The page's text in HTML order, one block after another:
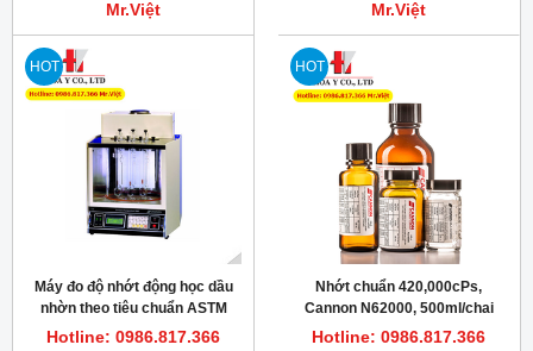
Mr.Việt
Mr.Việt
HOT
Máy đo độ nhớt động học dầu
nhờn theo tiêu chuẩn ASTM
D445, Cannon CT-2000
Hotline: 0986.817.366
HOT
Nhớt chuẩn 420,000cPs,
Cannon N62000, 500ml/chai
Hotline: 0986.817.366